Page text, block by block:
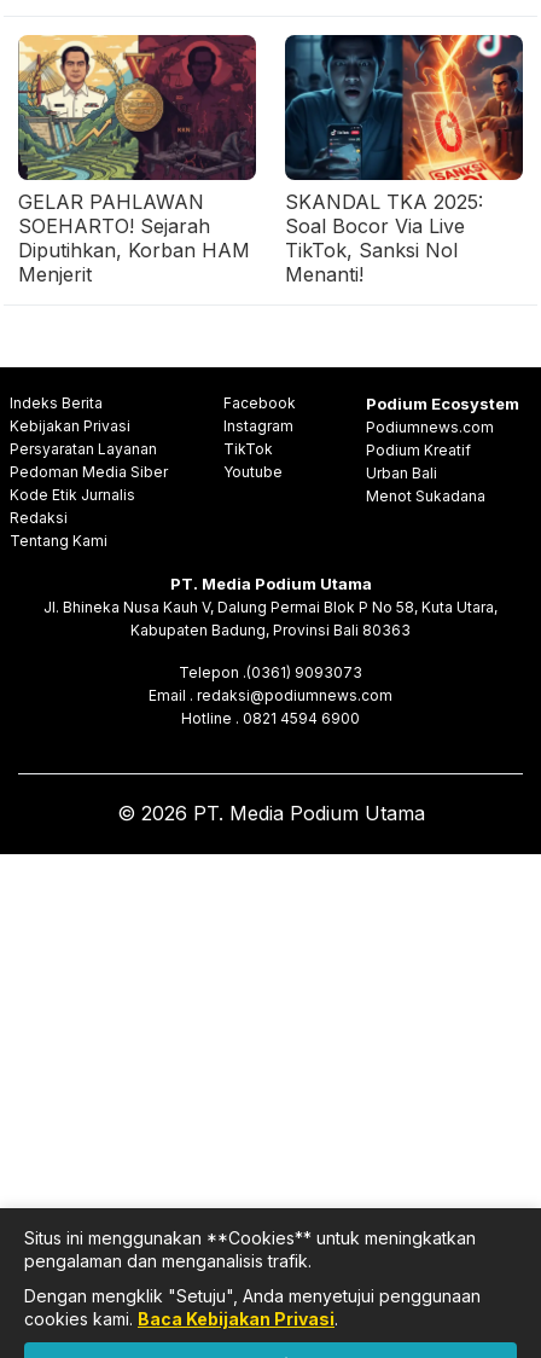
GELAR PAHLAWAN
SOEHARTO! Sejarah
Diputihkan, Korban HAM
Menjerit
SKANDAL TKA 2025:
Soal Bocor Via Live
TikTok, Sanksi Nol
Menanti!
Indeks Berita
Kebijakan Privasi
Persyaratan Layanan
Pedoman Media Siber
Kode Etik Jurnalis
Redaksi
Tentang Kami
Facebook
Instagram
TikTok
Youtube
Podium Ecosystem
Podiumnews.com
Podium Kreatif
Urban Bali
Menot Sukadana
PT. Media Podium Utama
Jl. Bhineka Nusa Kauh V, Dalung Permai Blok P No 58, Kuta Utara,
Kabupaten Badung, Provinsi Bali 80363
Telepon .(0361) 9093073
Email . redaksi@podiumnews.com
Hotline . 0821 4594 6900
© 2026 PT. Media Podium Utama
Situs ini menggunakan **Cookies** untuk meningkatkan
pengalaman dan menganalisis trafik.
Dengan mengklik "Setuju", Anda menyetujui penggunaan
cookies kami. Baca Kebijakan Privasi.